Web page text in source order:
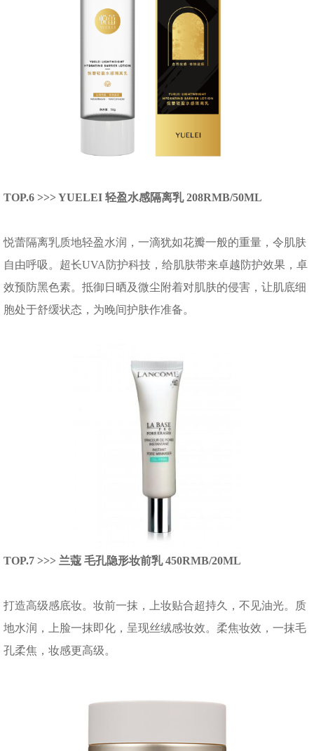
TOP.6 >>> YUELEI 轻盈水感隔离乳 208RMB/50ML
悦蕾隔离乳质地轻盈水润，一滴犹如花瓣一般的重量，令肌肤
自由呼吸。超长UVA防护科技，给肌肤带来卓越防护效果，卓
效预防黑色素。抵御日晒及微尘附着对肌肤的侵害，让肌底细
胞处于舒缓状态，为晚间护肤作准备。
TOP.7 >>> 兰蔻 毛孔隐形妆前乳 450RMB/20ML
打造高级感底妆。妆前一抹，上妆贴合超持久，不见油光。质
地水润，上脸一抹即化，呈现丝绒感妆效。柔焦妆效，一抹毛
孔柔焦，妆感更高级。